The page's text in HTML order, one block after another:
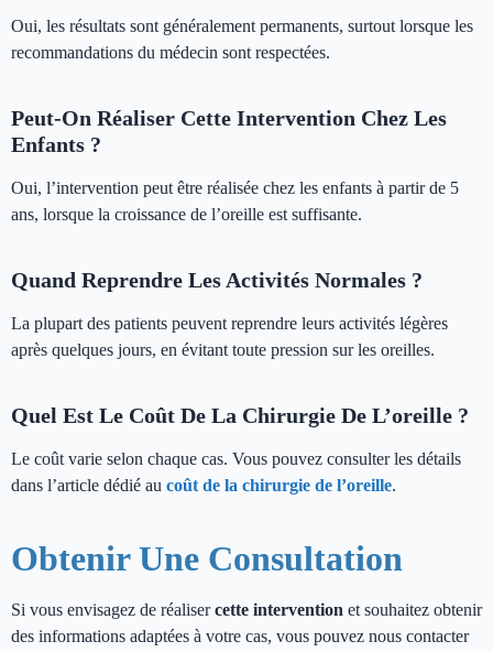
Oui, les résultats sont généralement permanents, surtout lorsque les
recommandations du médecin sont respectées.
Peut-On Réaliser Cette Intervention Chez Les
Enfants ?
Oui, l’intervention peut être réalisée chez les enfants à partir de 5
ans, lorsque la croissance de l’oreille est suffisante.
Quand Reprendre Les Activités Normales ?
La plupart des patients peuvent reprendre leurs activités légères
après quelques jours, en évitant toute pression sur les oreilles.
Quel Est Le Coût De La Chirurgie De L’oreille ?
Le coût varie selon chaque cas. Vous pouvez consulter les détails
dans l’article dédié au coût de la chirurgie de l’oreille.
Obtenir Une Consultation
Si vous envisagez de réalisercette intervention et souhaitez obtenir
des informations adaptées à votre cas, vous pouvez nous contacter